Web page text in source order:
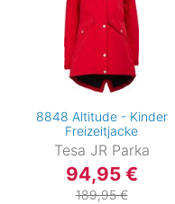
8848 Altitude - Kinder
Freizeitjacke
Tesa JR Parka
94,95 €
189,95 €